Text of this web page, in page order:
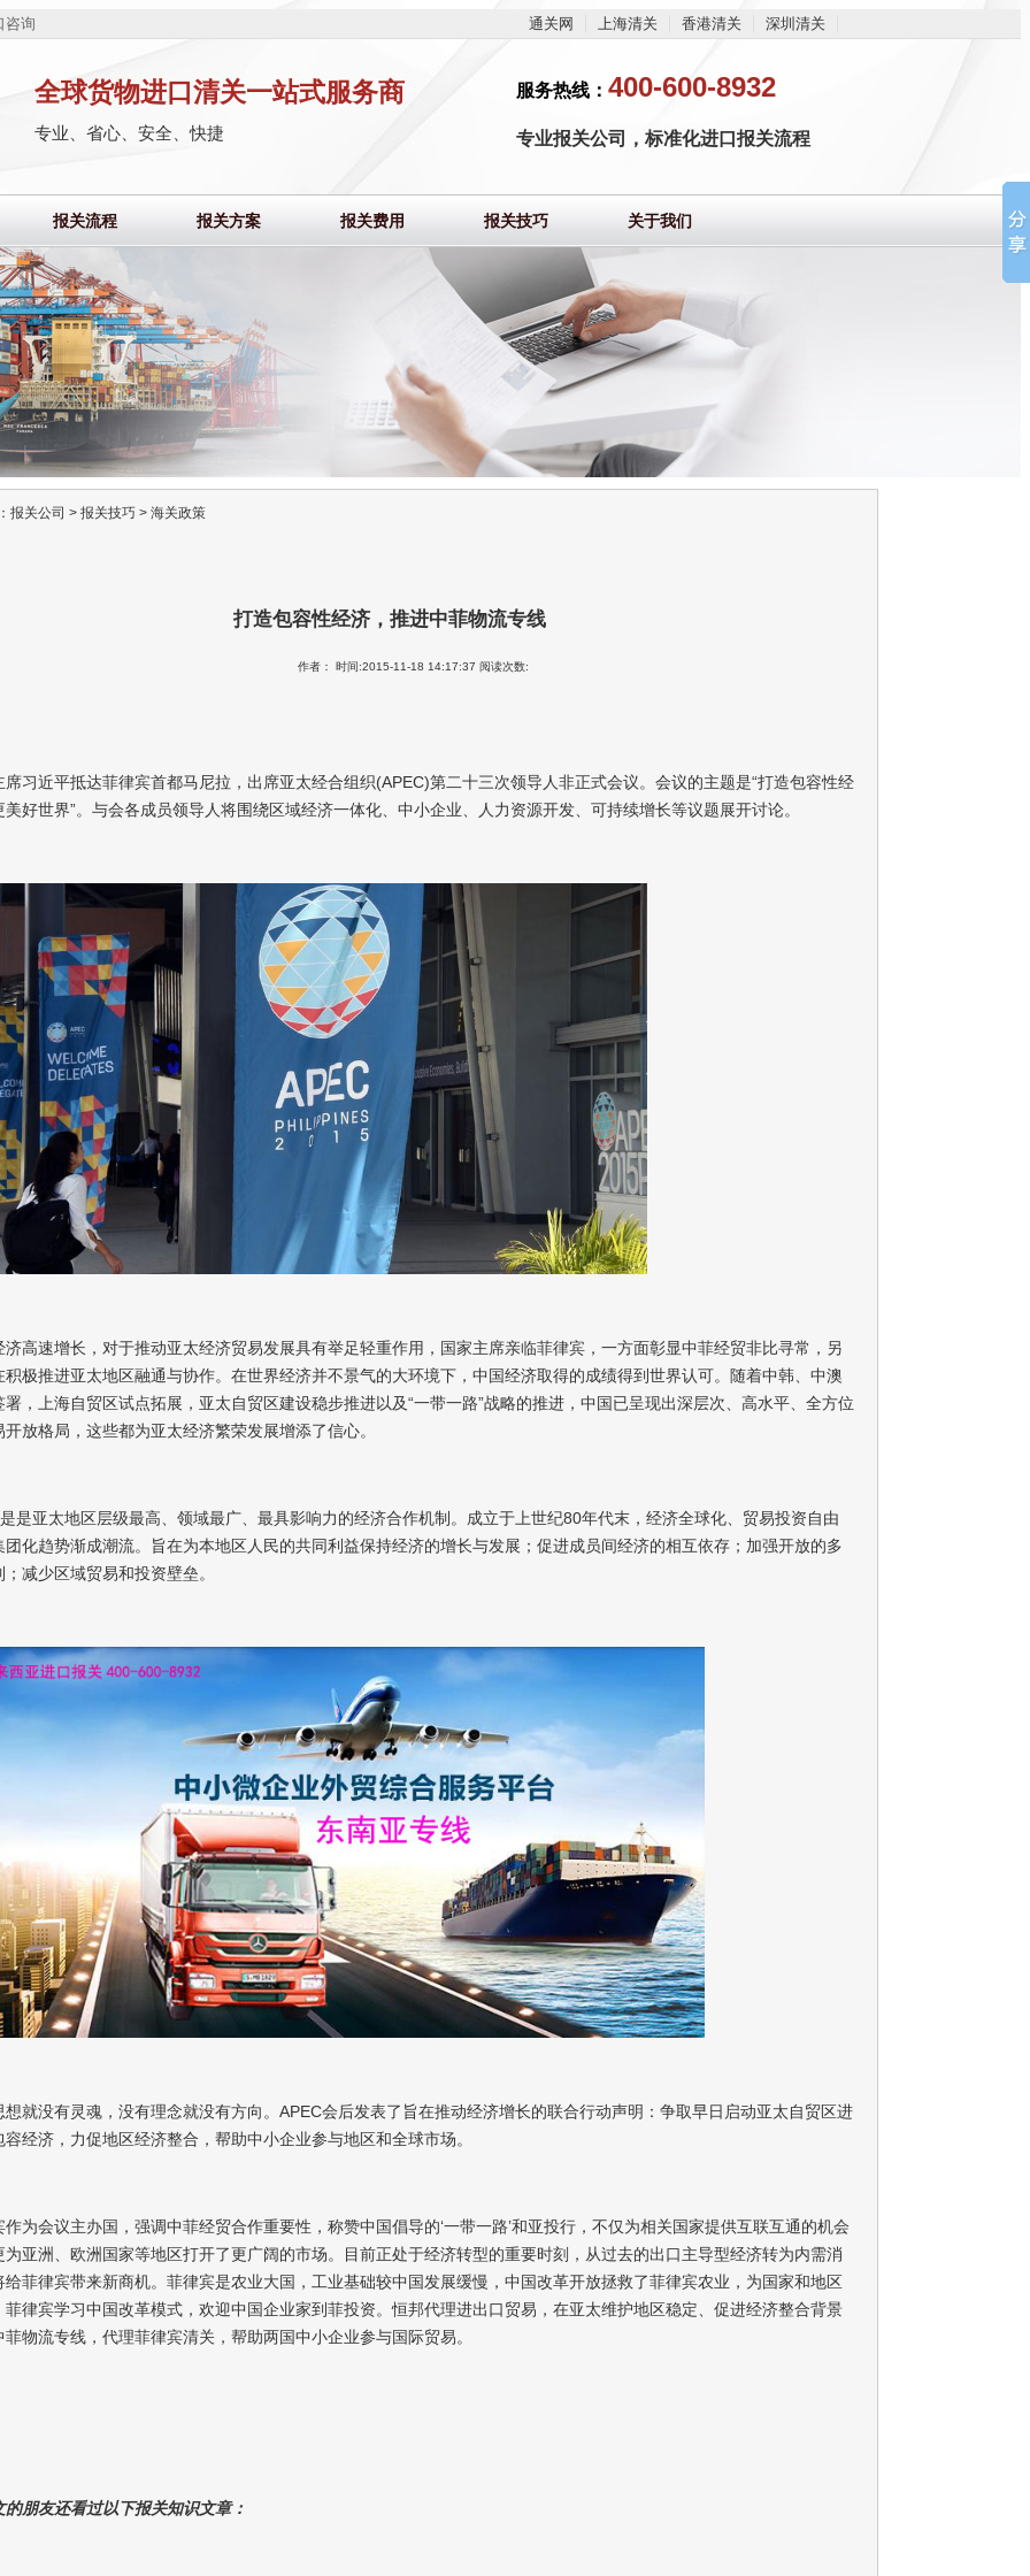
咨询 通关网 上海清关 香港清关 深圳清关
全球货物进口清关一站式服务商
专业、省心、安全、快捷
服务热线： 400-600-8932
专业报关公司，标准化进口报关流程
报关流程 报关方案 报关费用 报关技巧 关于我们
报关公司 > 报关技巧 > 海关政策
打造包容性经济，推进中菲物流专线
作者： 时间:2015-11-18 14:17:37 阅读次数:
席习近平抵达菲律宾首都马尼拉，出席亚太经合组织(APEC)第二十三次领导人非正式会议。会议的主题是“打造包容性经
美好世界”。与会各成员领导人将围绕区域经济一体化、中小企业、人力资源开发、可持续增长等议题展开讨论。
济高速增长，对于推动亚太经济贸易发展具有举足轻重作用，国家主席亲临菲律宾，一方面彰显中菲经贸非比寻常，另
积极推进亚太地区融通与协作。在世界经济并不景气的大环境下，中国经济取得的成绩得到世界认可。随着中韩、中澳
署，上海自贸区试点拓展，亚太自贸区建设稳步推进以及“一带一路”战略的推进，中国已呈现出深层次、高水平、全方位
放格局，这些都为亚太经济繁荣发展增添了信心。
是亚太地区层级最高、领域最广、最具影响力的经济合作机制。成立于上世纪80年代末，经济全球化、贸易投资自由
团化趋势渐成潮流。旨在为本地区人民的共同利益保持经济的增长与发展；促进成员间经济的相互依存；加强开放的多
减少区域贸易和投资壁垒。
想就没有灵魂，没有理念就没有方向。APEC会后发表了旨在推动经济增长的联合行动声明：争取早日启动亚太自贸区进
经济，力促地区经济整合，帮助中小企业参与地区和全球市场。
作为会议主办国，强调中菲经贸合作重要性，称赞中国倡导的‘一带一路’和亚投行，不仅为相关国家提供互联互通的机会
为亚洲、欧洲国家等地区打开了更广阔的市场。目前正处于经济转型的重要时刻，从过去的出口主导型经济转为内需消
给菲律宾带来新商机。菲律宾是农业大国，工业基础较中国发展缓慢，中国改革开放拯救了菲律宾农业，为国家和地区
菲律宾学习中国改革模式，欢迎中国企业家到菲投资。恒邦代理进出口贸易，在亚太维护地区稳定、促进经济整合背景
物流专线，代理菲律宾清关，帮助两国中小企业参与国际贸易。
的朋友还看过以下报关知识文章：